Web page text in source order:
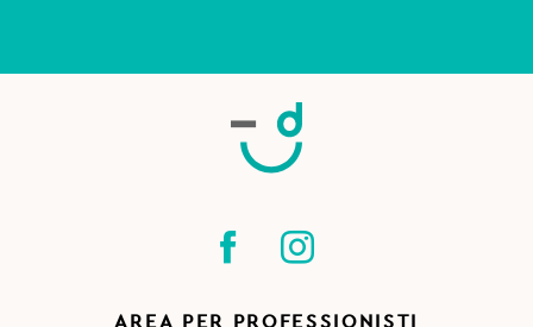
AREA PER PROFESSIONISTI